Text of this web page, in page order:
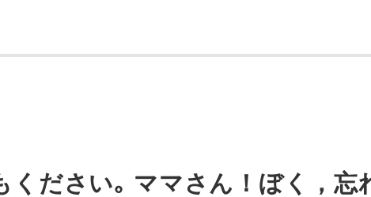
ください｡ ママさん！ぼく，忘